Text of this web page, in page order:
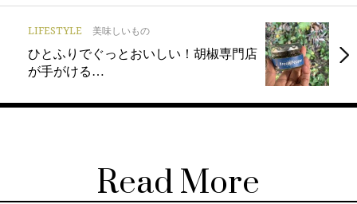
LIFESTYLE 美味しいもの
ひとふりでぐっとおいしい！胡椒専門店
が手がける…
Read More